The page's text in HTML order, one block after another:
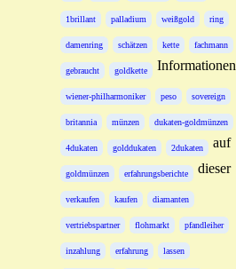
1brillant palladium weißgold ring
damenring schätzen kette fachmann
gebraucht goldkette
wiener-philharmoniker peso sovereign
britannia münzen dukaten-goldmünzen
4dukaten golddukaten 2dukaten
goldmünzen erfahrungsberichte
verkaufen kaufen diamanten
vertriebspartner flohmarkt pfandleiher
inzahlung erfahrung lassen
Informationen
auf
dieser